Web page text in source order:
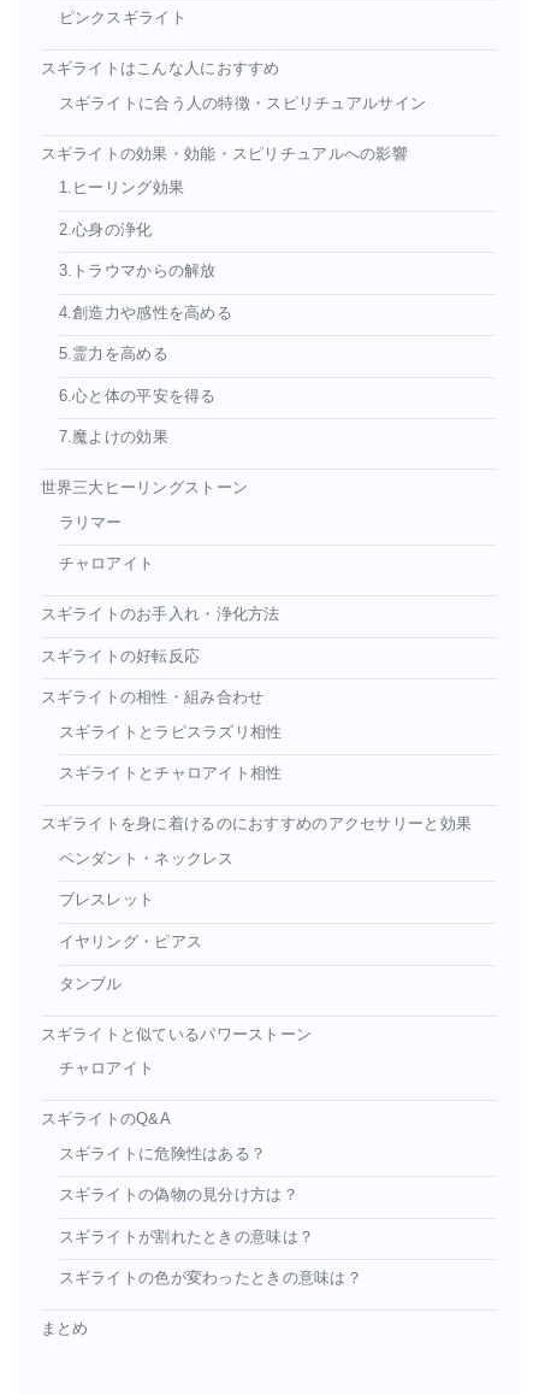
ピンクスギライト
スギライトはこんな人におすすめ
スギライトに合う人の特徴・スピリチュアルサイン
スギライトの効果・効能・スピリチュアルへの影響
1.ヒーリング効果
2.心身の浄化
3.トラウマからの解放
4.創造力や感性を高める
5.霊力を高める
6.心と体の平安を得る
7.魔よけの効果
世界三大ヒーリングストーン
ラリマー
チャロアイト
スギライトのお手入れ・浄化方法
スギライトの好転反応
スギライトの相性・組み合わせ
スギライトとラピスラズリ相性
スギライトとチャロアイト相性
スギライトを身に着けるのにおすすめのアクセサリーと効果
ペンダント・ネックレス
ブレスレット
イヤリング・ピアス
タンブル
スギライトと似ているパワーストーン
チャロアイト
スギライトのQ&A
スギライトに危険性はある？
スギライトの偽物の見分け方は？
スギライトが割れたときの意味は？
スギライトの色が変わったときの意味は？
まとめ